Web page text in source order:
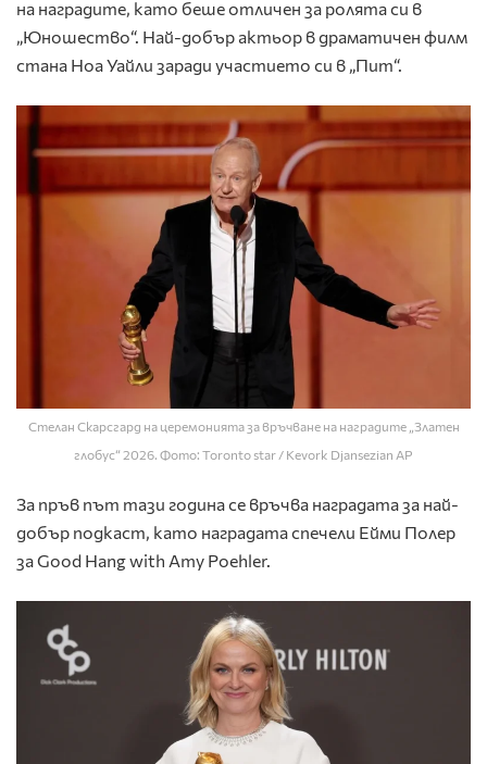
на наградите, като беше отличен за ролята си в
„Юношество“. Най-добър актьор в драматичен филм
стана Ноа Уайли заради участието си в „Пит“.
Стелан Скарсгард на церемонията за връчване на наградите „Златен
глобус“ 2026. Фото: Toronto star / Kevork Djansezian AP
За пръв път тази година се връчва наградата за най-
добър подкаст, като наградата спечели Ейми Полер
за Good Hang with Amy Poehler.